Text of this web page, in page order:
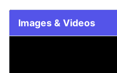
Images & Videos